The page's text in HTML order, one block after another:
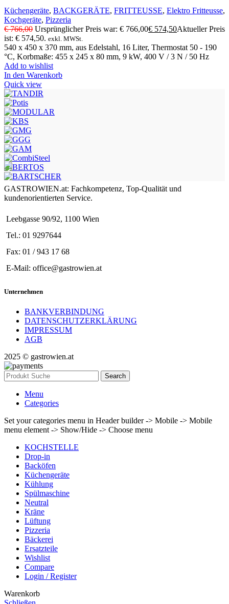
Küchengeräte, BACKGERÄTE, FRITTEUSSE, Elektro Fritteusse,
Kochgeräte, Pizzeria
€766,00 Ursprünglicher Preis war: € 766,00€ 574,50Aktueller Preis
ist: € 574,50. exkl. MWSt.
540 x 450 x 370 mm, aus Edelstahl, 16 Liter, Thermostat 50 - 190
°C, Korbmaße: 455 x 245 x 80 mm, 9 kW, 400 V / 3 N / 50 Hz
Add to wishlist
In den Warenkorb
Quick view
GASTROWIEN.at: Fachkompetenz, Top-Qualität und
kundenorientierten Service.
Leebgasse 90/92, 1100 Wien
Tel.: 01 9297644
Fax: 01 / 943 17 68
E-Mail: office@gastrowien.at
Unternehmen
BANKVERBINDUNG
DATENSCHUTZERKLÄRUNG
IMPRESSUM
AGB
2025 © gastrowien.at
Search
Menu
Categories
Set your categories menu in Header builder -> Mobile -> Mobile
menu element -> Show/Hide -> Choose menu
KOCHSTELLE
Drop-in
Backöfen
Küchengeräte
Kühlung
Spülmaschine
Neutral
Kräne
Lüftung
Pizzeria
Bäckerei
Ersatzteile
Wishlist
Compare
Login / Register
Warenkorb